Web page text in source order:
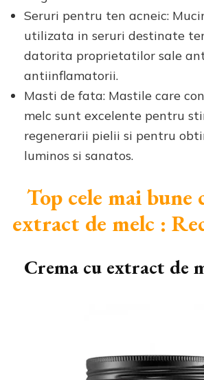
Seruri pentru ten acneic:
utilizata in seruri destinate
datorita proprietatilor sale
antiinflamatorii.
Masti de fata: Mastile care
melc sunt excelente pentru
regenerarii pielii si pentru
luminos si sanatos.
Top cele mai bune
extract de melc :
Crema cu extract de